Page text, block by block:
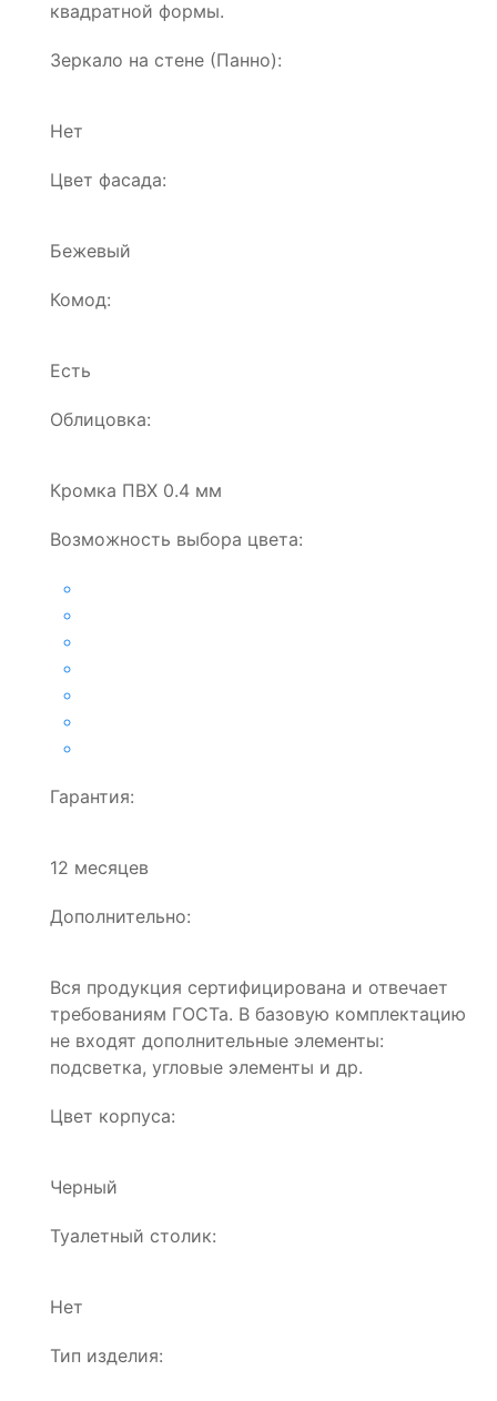
квадратной формы.
Зеркало на стене (Панно):
Нет
Цвет фасада:
Бежевый
Комод:
Есть
Облицовка:
Кромка ПВХ 0.4 мм
Возможность выбора цвета:
Гарантия:
12 месяцев
Дополнительно:
Вся продукция сертифицирована и отвечает
требованиям ГОСТа. В базовую комплектацию
не входят дополнительные элементы:
подсветка, угловые элементы и др.
Цвет корпуса:
Черный
Туалетный столик:
Нет
Тип изделия: